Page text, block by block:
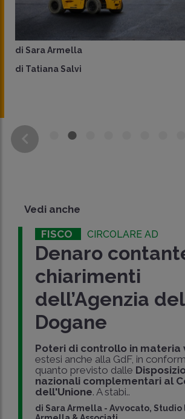
di Sara Armella
di Tatiana Salvi
Vedi anche
FISCO CIRCOLARE AD
Denaro
chiarimenti
dell’Agenzia
Dogane
Poteri di controllo in materia
estesi anche alla GdF, in
quanto previsto dalle
nazionali complementari al
dell'Unione. A stabi..
di Sara Armella -Avvocato,